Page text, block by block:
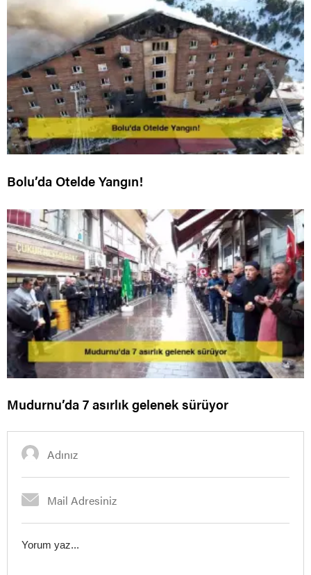
Bolu’da Otelde Yangın!
Mudurnu’da 7 asırlık gelenek sürüyor